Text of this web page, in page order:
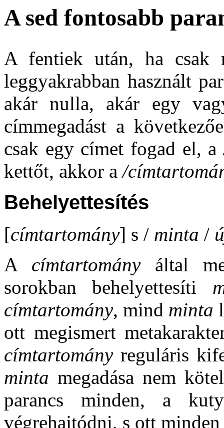
A sed fontosabb
A fentiek után, ha
leggyakrabban használt
akár nulla, akár egy
címmegadást a
csak egy címet fogad el, a
kettőt, akkor a/
Behelyettesítés
[címtartomány] s / minta /
A címtartományáltal
sorokban behelyettesíti
címtartomány, mind minta
ott megismert
címtartományreguláris
minta megadása nem
parancs minden, a
végrehajtódni, s ott